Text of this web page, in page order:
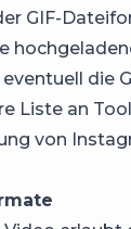
GIF-
die
Liste an
von